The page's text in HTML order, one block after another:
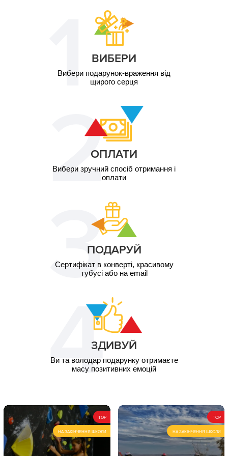
2 000
грн
3 000
ВИБЕРИ
Вибери подарунок-враження від
щирого серця
ОПЛАТИ
Вибери зручний спосіб отримання і
оплати
ПОДАРУЙ
Сертифікат в конверті, красивому
тубусі або на email
ЗДИВУЙ
Ви та володар подарунку отримаєте
масу позитивних емоцій
TOP
НА ЗАКІНЧЕННЯ ШКОЛИ
TOP
НА ЗАКІНЧЕННЯ ШКОЛИ